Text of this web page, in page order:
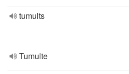
tumults
Tumulte